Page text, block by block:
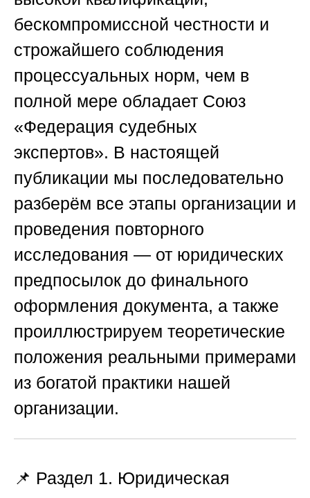
бескомпромиссной честности и
строжайшего соблюдения
процессуальных норм, чем в
полной мере обладает Союз
«Федерация судебных
экспертов». В настоящей
публикации мы последовательно
разберём все этапы организации и
проведения повторного
исследования — от юридических
предпосылок до финального
оформления документа, а также
проиллюстрируем теоретические
положения реальными примерами
из богатой практики нашей
организации.
📌 Раздел 1. Юридическая